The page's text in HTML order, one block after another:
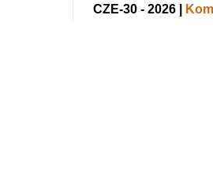
CZE-30 - 2026 |